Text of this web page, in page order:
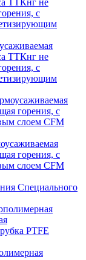
ТТКнг не
с
горения, с
слоем CFM
Специального